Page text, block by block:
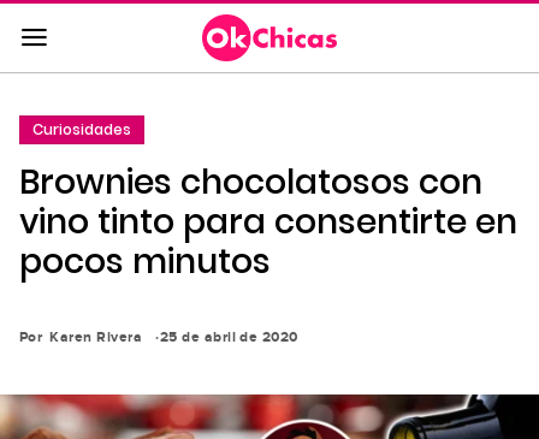
Saltar
al
contenido
a
la
navegación
principal
Curiosidades
Brownies chocolatosos con
vino tinto para consentirte en
pocos minutos
Por Karen Rivera 25 de abril de 2020